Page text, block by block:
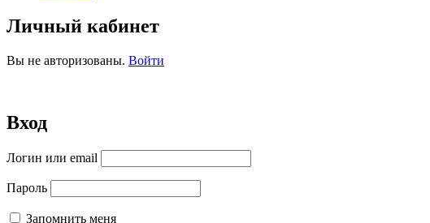
Личный кабинет
Вы не авторизованы. Войти
Вход
Логин или email
Пароль
Запомнить меня